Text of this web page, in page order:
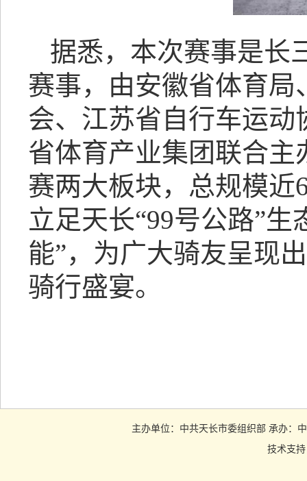
据悉，本次赛事是长
赛事，由安徽省体育
会、江苏省自行车运
省体育产业集团联合
赛两大板块，总规模近
立足天长“99号公路”
能”，为广大骑友呈现
骑行盛宴。
主办单位：中共天长市委组织部 承办：
技术支持